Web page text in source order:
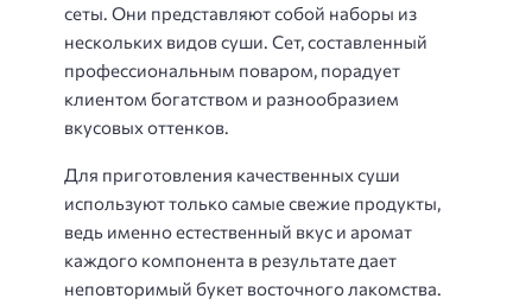
сеты. Они представляют собой наборы из
нескольких видов суши. Сет, составленный
профессиональным поваром, порадует
клиентом богатством и разнообразием
вкусовых оттенков.
Для приготовления качественных суши
используют только самые свежие продукты,
ведь именно естественный вкус и аромат
каждого компонента в результате дает
неповторимый букет восточного лакомства.